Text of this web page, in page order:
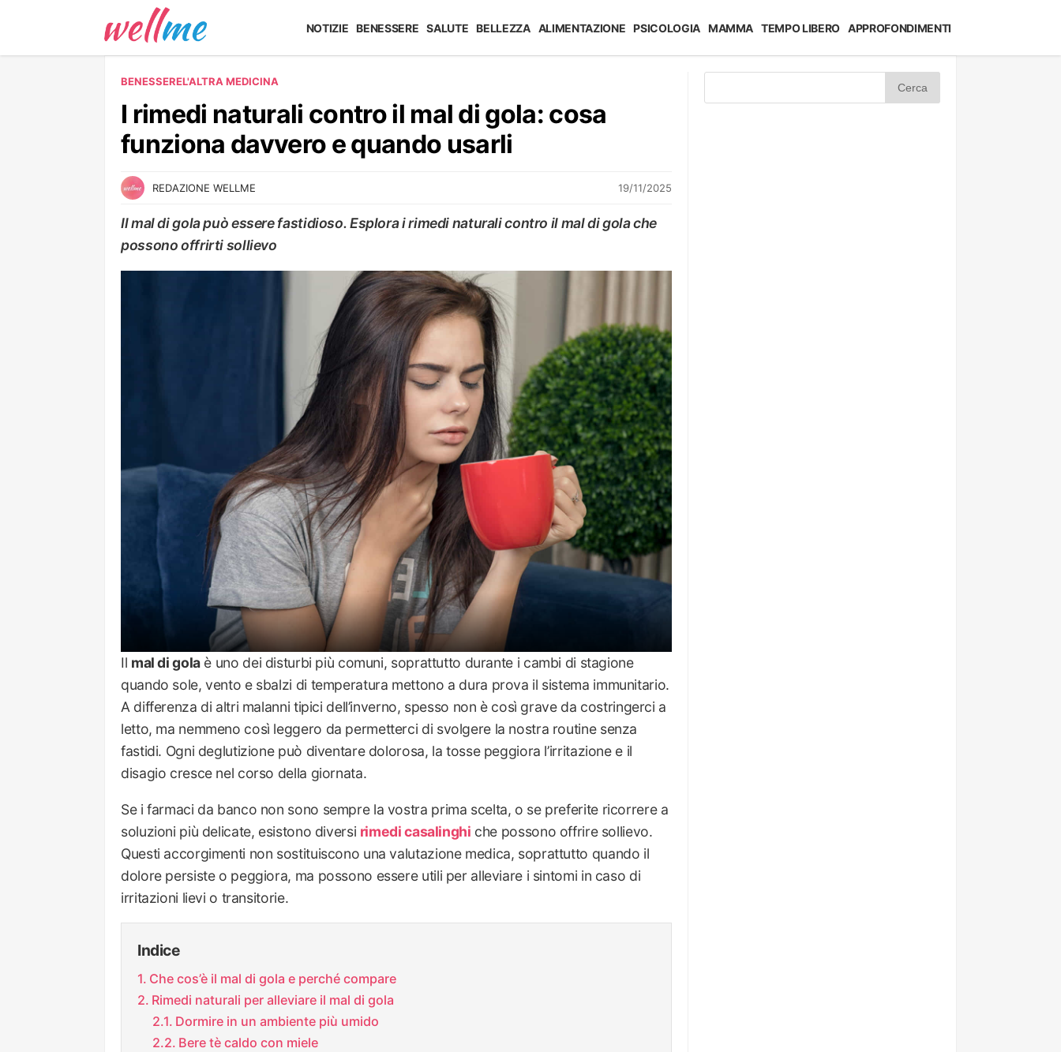
NOTIZIE BENESSERE SALUTE BELLEZZA ALIMENTAZIONE PSICOLOGIA MAMMA TEMPO LIBERO APPROFONDIMENTI
BENESSEREL'ALTRA MEDICINA
I rimedi naturali contro il mal di gola: cosa
funziona davvero e quando usarli
REDAZIONE WELLME 19/11/2025
Il mal di gola può essere fastidioso. Esplora i rimedi naturali contro il mal di gola che
possono offrirti sollievo
Il mal di golaè uno dei disturbi più comuni, soprattutto durante i cambi di stagione
quando sole, vento e sbalzi di temperatura mettono a dura prova il sistema immunitario.
A differenza di altri malanni tipici dell’inverno, spesso non è così grave da costringerci a
letto, ma nemmeno così leggero da permetterci di svolgere la nostra routine senza
fastidi. Ogni deglutizione può diventare dolorosa, la tosse peggiora l’irritazione e il
disagio cresce nel corso della giornata.
Se i farmaci da banco non sono sempre la vostra prima scelta, o se preferite ricorrere a
soluzioni più delicate, esistono diversi rimedi casalinghi che possono offrire sollievo.
Questi accorgimenti non sostituiscono una valutazione medica, soprattutto quando il
dolore persiste o peggiora, ma possono essere utili per alleviare i sintomi in caso di
irritazioni lievi o transitorie.
Indice
Che cos’è il mal di gola e perché compare
Rimedi naturali per alleviare il mal di gola
Dormire in un ambiente più umido
Bere tè caldo con miele